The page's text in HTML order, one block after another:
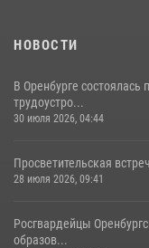
НОВОСТИ
В Оренбурге
трудоустро...
30 июля 2026, 04:44
Просветительская
28 июля 2026, 09:41
Росгвардейцы
образов...